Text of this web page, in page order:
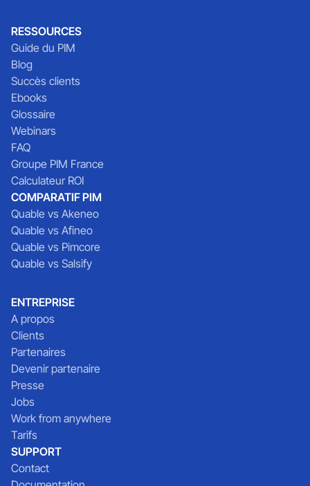
RESSOURCES
Guide du PIM
Blog
Succès clients
Ebooks
Glossaire
Webinars
FAQ
Groupe PIM France
Calculateur ROI
COMPARATIF PIM
Quable vs Akeneo
Quable vs Afineo
Quable vs Pimcore
Quable vs Salsify
ENTREPRISE
A propos
Clients
Partenaires
Devenir partenaire
Presse
Jobs
Work from anywhere
Tarifs
SUPPORT
Contact